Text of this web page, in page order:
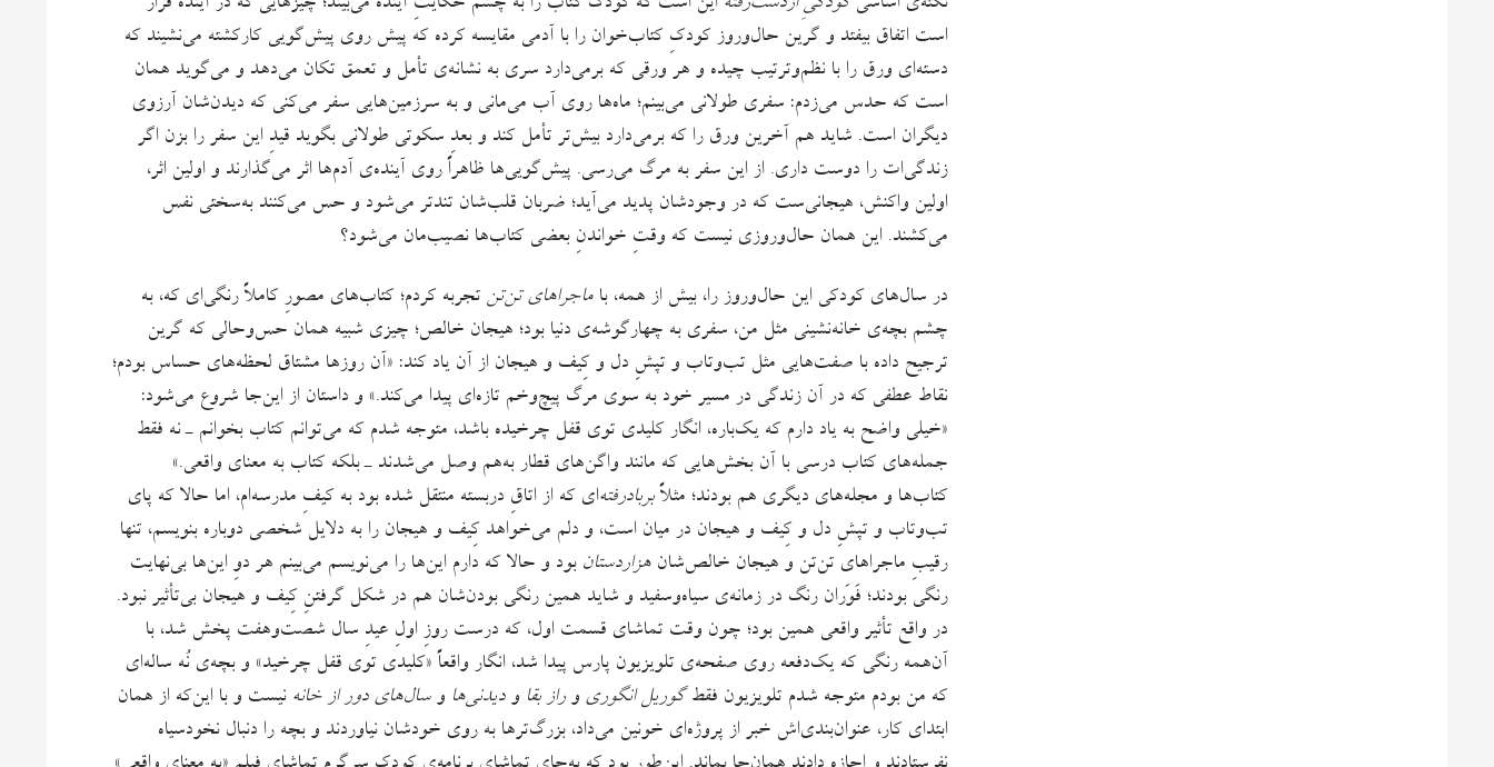
است اتفاق بیفتد و گرین حال‌وروز کودکِ کتاب‌خوان را با آدمی مقایسه کرده که پیش روی پیش‌گویی کارکشته می‌نشیند که
دسته‌ای ورق را با نظم‌وترتیب چیده و هر ورقی که برمی‌دارد سری به نشانه‌ی تأمل و تعمق تکان می‌دهد و می‌گوید همان
است که حدس می‌زدم: سفری طولانی می‌بینم؛ ماه‌ها روی آب می‌مانی و به سرزمین‌هایی سفر می‌کنی که دیدن‌شان آرزوی
دیگران است. شاید هم آخرین ورق را که برمی‌دارد بیش‌تر تأمل کند و بعدِ سکوتی طولانی بگوید قیدِ این سفر را بزن اگر
زندگی‌ات را دوست داری. از این سفر به مرگ می‌رسی. پیش‌گویی‌ها ظاهراً روی آینده‌ی آدم‌ها اثر می‌گذارند و اولین اثر،
اولین واکنش، هیجانی‌ست که در وجودشان پدید می‌آید؛ ضربان قلب‌شان تندتر می‌شود و حس می‌کنند به‌سختی نفس
می‌کشند. این همان حال‌وروزی‌ نیست که وقتِ خواندنِ بعضی کتاب‌ها نصیب‌مان می‌شود؟
در سال‌های کودکی این حال‌وروز را، بیش از همه، با ‌ماجراهای تن‌تن تجربه کردم؛ کتاب‌های مصورِ کاملاً رنگی‌ای که، به
چشم بچه‌ی خانه‌نشینی مثل من، سفری به چهارگوشه‌ی دنیا بود؛ هیجان خالص؛ چیزی شبیه همان حس‌وحالی که گرین
ترجیح داده با صفت‌هایی مثل تب‌وتاب و تپشِ دل و کِیف و هیجان از آن‌ یاد کند: «آن روزها مشتاق لحظه‌های حساس بودم؛
نقاط عطفی که در آن زندگی در مسیر خود به سوی مرگ پیچ‌وخم تازه‌ای پیدا می‌کند.» و داستان از این‌جا شروع می‌شود:
«خیلی واضح به یاد دارم که یک‌باره، انگار کلیدی توی قفل چرخیده باشد، متوجه شدم که می‌توانم کتاب بخوانم ـ نه فقط
جمله‌های کتاب درسی با آن بخش‌هایی که مانند واگن‌های قطار به‌هم وصل می‌شدند ـ بلکه کتاب به معنای واقعی.»
کتاب‌ها و مجله‌های دیگری هم بودند؛ مثلاًبربادرفته‌ای که از اتاقِ دربسته منتقل شده بود به کیفِ مدرسه‌‌ام، اما حالا که پای
تب‌وتاب و تپشِ دل و کِیف و هیجان در میان است، و دلم می‌خواهد کِیف و هیجان را به دلایل شخصی دوباره بنویسم، تنها
رقیبِ ماجراهای تن‌تن و هیجان خالص‌شانهزاردستان بود و حالا که دارم این‌ها را می‌‌نویسم می‌بینم هر دوِ این‌ها بی‌نهایت
رنگی‌ بودند؛ فَوَران رنگ در زمانه‌ی سیاه‌وسفید و شاید همین رنگی بودن‌شان هم در شکل گرفتنِ کِیف و هیجان بی‌تأثیر نبود.
در واقع تأثیر واقعی همین بود؛ چون وقت تماشای قسمت اول، که درست روزِ اولِ عیدِ سال شصت‌وهفت پخش شد، با
آن‌همه رنگی که یک‌دفعه روی صفحه‌ی تلویزیون پارس پیدا شد، انگار واقعاً «کلیدی توی قفل چرخید» و بچه‌ی نُه ساله‌ای
که من بودم متوجه شدم تلویزیون فقطگوریل انگوری وراز بقا ودیدنی‌ها وسال‌های دور از خانه نیست و با این‌که از همان
ابتدای کار، عنوان‌بندی‌اش خبر از پروژه‌ای خونین می‌داد، بزرگ‌ترها به روی خودشان نیاوردند و بچه را دنبال نخودسیاه